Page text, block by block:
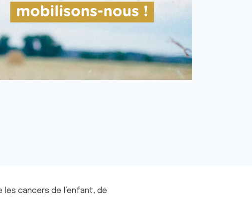
cancers de l’enfant, de